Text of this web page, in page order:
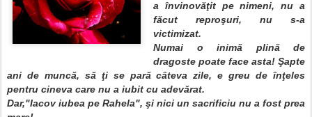
a învinovăţit pe nimeni, nu a
făcut reproşuri, nu s-a
victimizat.
Numai o inimă plină de
dragoste poate face asta! Şapte
ani de muncă, să ţi se pară câteva zile, e greu de înţeles
pentru cineva care nu a iubit cu adevărat.
Dar,"Iacov iubea pe Rahela", şi nici un sacrificiu nu a fost prea